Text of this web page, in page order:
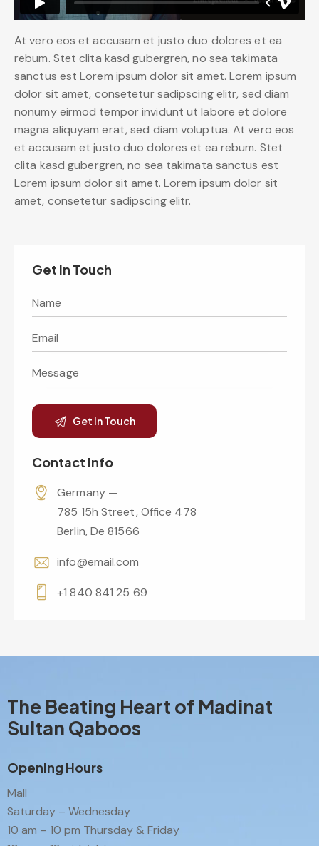
At vero eos et accusam et justo duo dolores et ea
rebum. Stet clita kasd gubergren, no sea takimata
sanctus est Lorem ipsum dolor sit amet. Lorem ipsum
dolor sit amet, consetetur sadipscing elitr, sed diam
nonumy eirmod tempor invidunt ut labore et dolore
magna aliquyam erat, sed diam voluptua. At vero eos
et accusam et justo duo dolores et ea rebum. Stet
clita kasd gubergren, no sea takimata sanctus est
Lorem ipsum dolor sit amet. Lorem ipsum dolor sit
amet, consetetur sadipscing elitr.
Get in Touch
Contact Info
Germany —
785 15h Street, Office 478
Berlin, De 81566
info@email.com
+1 840 841 25 69
The Beating Heart of Madinat
Sultan Qaboos
Opening Hours
Mall
Saturday – Wednesday
10 am – 10 pm Thursday & Friday